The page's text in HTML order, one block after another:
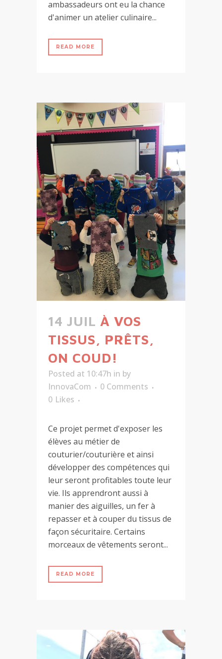
ambassadeurs ont eu la chance
d'animer un atelier culinaire...
READ MORE
14 JUIL À VOS
TISSUS, PRÊTS,
ON COUD!
Posted at 10:47h in by
InnovaCom
0 Comments
0 Likes
Ce projet permet d'exposer les
élèves au métier de
couturier/couturière et ainsi
développer des compétences qui
leur seront profitables toute leur
vie. Ils apprendront aussi à
manier des aiguilles, un fer à
repasser et à couper du tissus de
façon sécuritaire. Certains
morceaux de vêtements seront...
READ MORE